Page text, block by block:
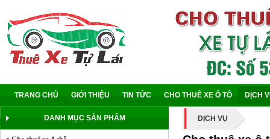
TRANG CHỦ GIỚI THIỆU TIN TỨC CHO THUÊ XE Ô TÔ DỊCH
DANH MỤC SẢN PHẨM DỊCH VỤ